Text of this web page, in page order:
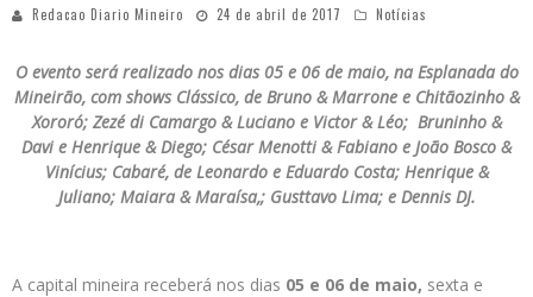
Redacao Diario Mineiro 24 de abril de 2017 Notícias
O evento será realizado nos dias 05 e 06 de maio, na Esplanada do
Mineirão, com shows Clássico, de Bruno & Marrone e Chitãozinho &
Xororó; Zezé di Camargo & Luciano e Victor & Léo; Bruninho &
Davi e Henrique & Diego; César Menotti & Fabiano e João Bosco &
Vinícius; Cabaré, de Leonardo e Eduardo Costa; Henrique &
Juliano; Maiara & Maraísa,; Gusttavo Lima; e Dennis DJ.
A capital mineira receberá nos dias 05 e 06 de maio, sexta e